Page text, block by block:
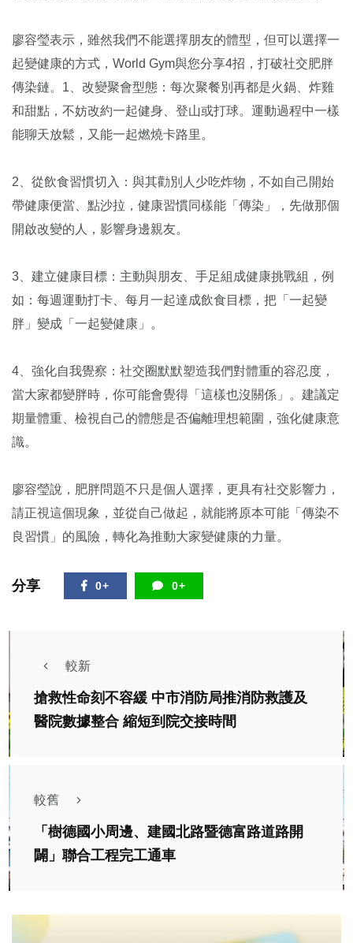
廖容瑩表示，雖然我們不能選擇朋友的體型，但可以選擇一
起變健康的方式，World Gym與您分享4招，打破社交肥胖
傳染鏈。1、改變聚會型態：每次聚餐別再都是火鍋、炸雞
和甜點，不妨改約一起健身、登山或打球。運動過程中一樣
能聊天放鬆，又能一起燃燒卡路里。
2、從飲食習慣切入：與其勸別人少吃炸物，不如自己開始
帶健康便當、點沙拉，健康習慣同樣能「傳染」，先做那個
開啟改變的人，影響身邊親友。
3、建立健康目標：主動與朋友、手足組成健康挑戰組，例
如：每週運動打卡、每月一起達成飲食目標，把「一起變
胖」變成「一起變健康」。
4、強化自我覺察：社交圈默默塑造我們對體重的容忍度，
當大家都變胖時，你可能會覺得「這樣也沒關係」。建議定
期量體重、檢視自己的體態是否偏離理想範圍，強化健康意
識。
廖容瑩說，肥胖問題不只是個人選擇，更具有社交影響力，
請正視這個現象，並從自己做起，就能將原本可能「傳染不
良習慣」的風險，轉化為推動大家變健康的力量。
分享 0+ 0+
較新
搶救性命刻不容緩 中市消防局推消防救護及
醫院數據整合 縮短到院交接時間
較舊
「樹德國小周邊、建國北路暨德富路道路開
闢」聯合工程完工通車